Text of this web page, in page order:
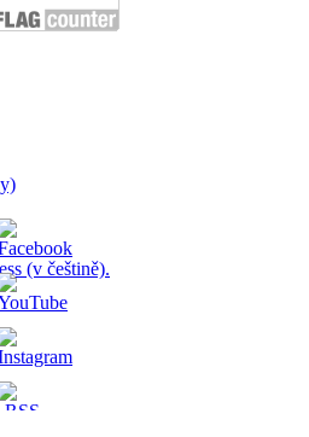
(v češtině).